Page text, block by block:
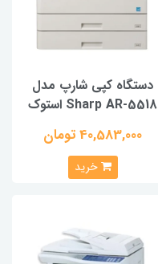
دستگاه کپی شارپ مدل
Sharp AR-5518 استوک
40,583,000 تومان
خرید